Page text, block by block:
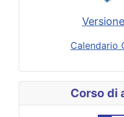
Calendario
Corso di